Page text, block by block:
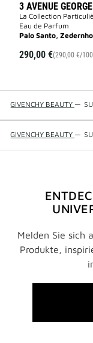
3 AVENUE
La Collection
Eau de Parfum
Palo Santo,
290,00 €(290,00 €/
GIVENCHY BEAUTY —
GIVENCHY BEAUTY —
Melden Sie sich
Produkte,